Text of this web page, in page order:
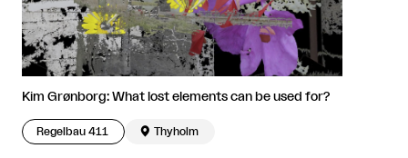
Kim Grønborg: What lost elements can be used for?
Regelbau 411  Thyholm